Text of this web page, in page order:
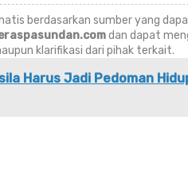
berdasarkan sumber yang
dan dapat
klarifikasi dari pihak terkait.
Harus Jadi Pedoman